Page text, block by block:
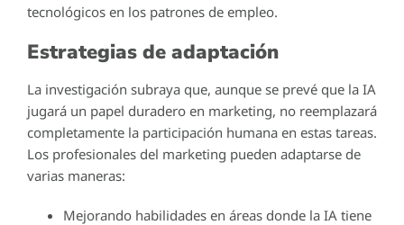
tecnológicos en los patrones de empleo.
Estrategias de adaptación
La investigación subraya que, aunque se prevé que la IA
jugará un papel duradero en marketing, no reemplazará
completamente la participación humana en estas tareas.
Los profesionales del marketing pueden adaptarse de
varias maneras:
Mejorando habilidades en áreas donde la IA tiene